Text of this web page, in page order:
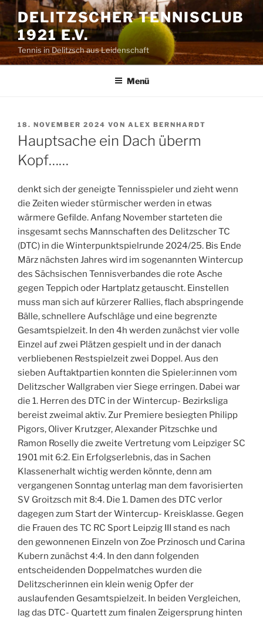
Zum
Inhalt
springen
DELITZSCHER TENNISCLUB
1921 E.V.
Tennis in Delitzsch aus Leidenschaft
Menü
VERÖFFENTLICHT
AM
18. NOVEMBER 2024 VON ALEX BERNHARDT
Hauptsache ein Dach überm
Kopf……
denkt sich der geneigte Tennisspieler und zieht wenn
die Zeiten wieder stürmischer werden in etwas
wärmere Gefilde. Anfang November starteten die
insgesamt sechs Mannschaften des Delitzscher TC
(DTC) in die Winterpunktspielrunde 2024/25. Bis Ende
März nächsten Jahres wird im sogenannten Wintercup
des Sächsischen Tennisverbandes die rote Asche
gegen Teppich oder Hartplatz getauscht. Einstellen
muss man sich auf kürzerer Rallies, flach abspringende
Bälle, schnellere Aufschläge und eine begrenzte
Gesamtspielzeit. In den 4h werden zunächst vier volle
Einzel auf zwei Plätzen gespielt und in der danach
verbliebenen Restspielzeit zwei Doppel. Aus den
sieben Auftaktpartien konnten die Spieler:innen vom
Delitzscher Wallgraben vier Siege erringen. Dabei war
die 1. Herren des DTC in der Wintercup- Bezirksliga
bereist zweimal aktiv. Zur Premiere besiegten Philipp
Pigors, Oliver Krutzger, Alexander Pitzschke und
Ramon Roselly die zweite Vertretung vom Leipziger SC
1901 mit 6:2. Ein Erfolgserlebnis, das in Sachen
Klassenerhalt wichtig werden könnte, denn am
vergangenen Sonntag unterlag man dem favorisierten
SV Groitzsch mit 8:4. Die 1. Damen des DTC verlor
dagegen zum Start der Wintercup- Kreisklasse. Gegen
die Frauen des TC RC Sport Leipzig III stand es nach
den gewonnenen Einzeln von Zoe Przinosch und Carina
Kubern zunächst 4:4. In den dann folgenden
entscheidenden Doppelmatches wurden die
Delitzscherinnen ein klein wenig Opfer der
auslaufenden Gesamtspielzeit. In beiden Vergleichen,
lag das DTC- Quartett zum finalen Zeigersprung hinten